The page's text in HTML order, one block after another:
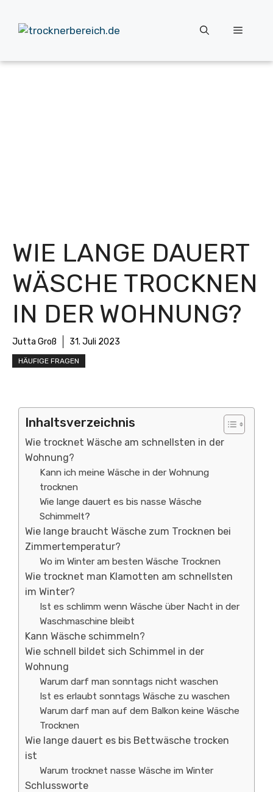
Inhalt
springen
Menü
WIE LANGE DAUERT
WÄSCHE TROCKNEN
IN DER WOHNUNG?
Jutta Groß 31. Juli 2023
HÄUFIGE FRAGEN
Inhaltsverzeichnis
Wie trocknet Wäsche am schnellsten in der
Wohnung?
Kann ich meine Wäsche in der Wohnung
trocknen
Wie lange dauert es bis nasse Wäsche
Schimmelt?
Wie lange braucht Wäsche zum Trocknen bei
Zimmertemperatur?
Wo im Winter am besten Wäsche Trocknen
Wie trocknet man Klamotten am schnellsten
im Winter?
Ist es schlimm wenn Wäsche über Nacht in der
Waschmaschine bleibt
Kann Wäsche schimmeln?
Wie schnell bildet sich Schimmel in der
Wohnung
Warum darf man sonntags nicht waschen
Ist es erlaubt sonntags Wäsche zu waschen
Warum darf man auf dem Balkon keine Wäsche
Trocknen
Wie lange dauert es bis Bettwäsche trocken
ist
Warum trocknet nasse Wäsche im Winter
Schlussworte